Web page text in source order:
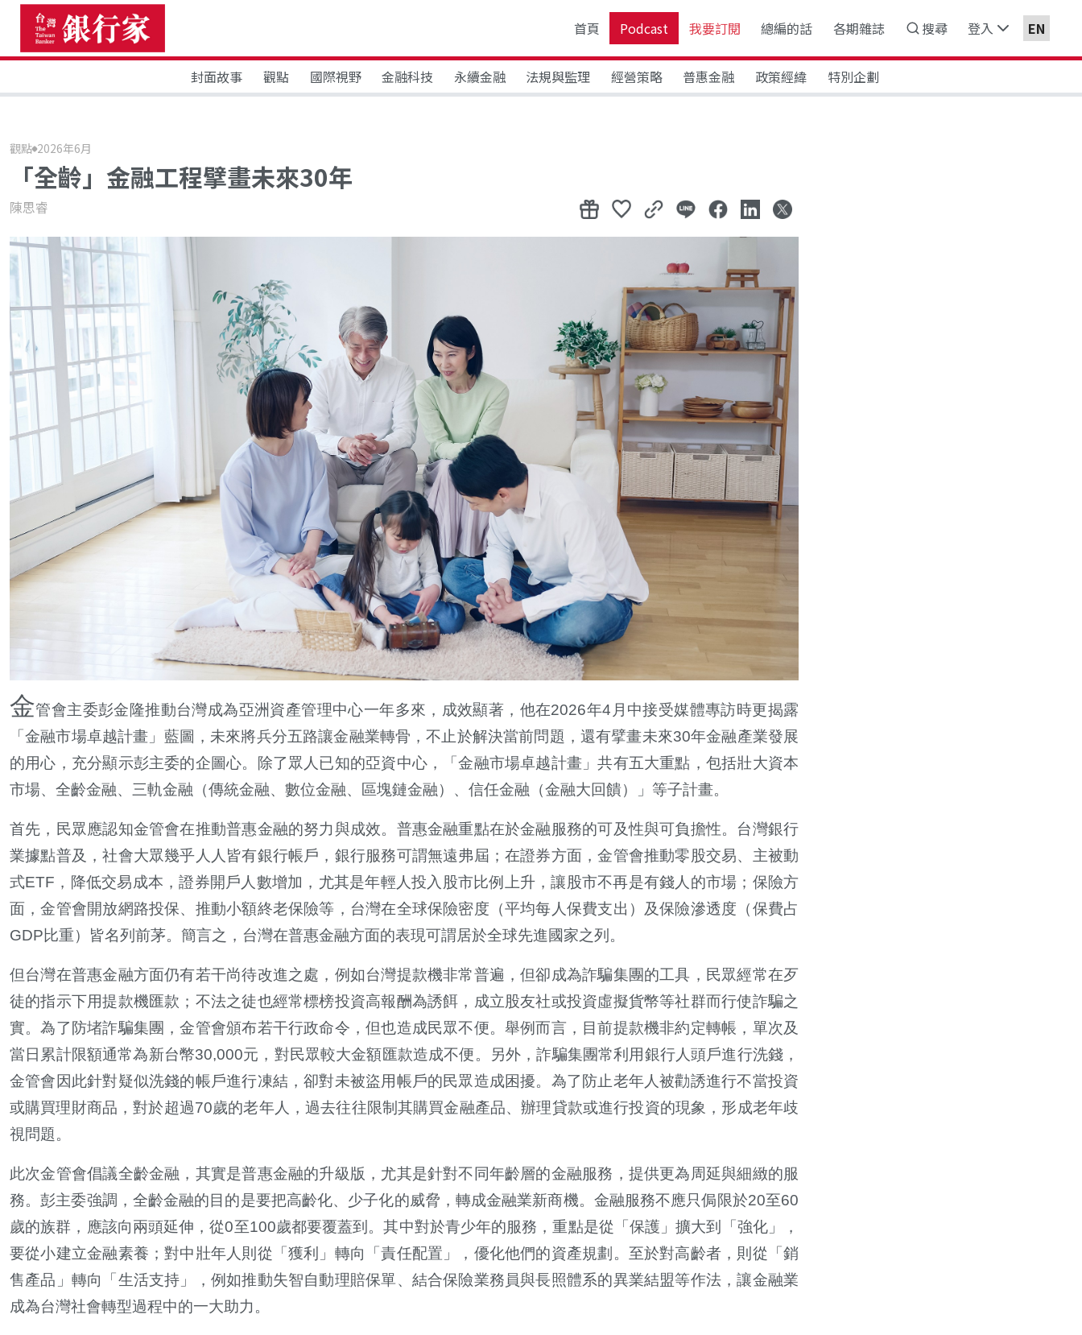
首頁 Podcast 我要訂閱 總編的話 各期雜誌 搜尋 登入 EN
封面故事 觀點 國際視野 金融科技 永續金融 法規與監理 經營策略 普惠金融 政策經緯 特別企劃
觀點 2026年6月
「全齡」金融工程擘畫未來30年
陳思睿
金管會主委彭金隆推動台灣成為亞洲資產管理中心一年多來，成效顯著，他在2026年4月中接受媒體專訪時更揭露
「金融市場卓越計畫」藍圖，未來將兵分五路讓金融業轉骨，不止於解決當前問題，還有擘畫未來30年金融產業發展
的用心，充分顯示彭主委的企圖心。除了眾人已知的亞資中心，「金融市場卓越計畫」共有五大重點，包括壯大資本
市場、全齡金融、三軌金融（傳統金融、數位金融、區塊鏈金融）、信任金融（金融大回饋）」等子計畫。
首先，民眾應認知金管會在推動普惠金融的努力與成效。普惠金融重點在於金融服務的可及性與可負擔性。台灣銀行
業據點普及，社會大眾幾乎人人皆有銀行帳戶，銀行服務可謂無遠弗屆；在證券方面，金管會推動零股交易、主被動
式ETF，降低交易成本，證券開戶人數增加，尤其是年輕人投入股市比例上升，讓股市不再是有錢人的市場；保險方
面，金管會開放網路投保、推動小額終老保險等，台灣在全球保險密度（平均每人保費支出）及保險滲透度（保費占
GDP比重）皆名列前茅。簡言之，台灣在普惠金融方面的表現可謂居於全球先進國家之列。
但台灣在普惠金融方面仍有若干尚待改進之處，例如台灣提款機非常普遍，但卻成為詐騙集團的工具，民眾經常在歹
徒的指示下用提款機匯款；不法之徒也經常標榜投資高報酬為誘餌，成立股友社或投資虛擬貨幣等社群而行使詐騙之
實。為了防堵詐騙集團，金管會頒布若干行政命令，但也造成民眾不便。舉例而言，目前提款機非約定轉帳，單次及
當日累計限額通常為新台幣30,000元，對民眾較大金額匯款造成不便。另外，詐騙集團常利用銀行人頭戶進行洗錢，
金管會因此針對疑似洗錢的帳戶進行凍結，卻對未被盜用帳戶的民眾造成困擾。為了防止老年人被勸誘進行不當投資
或購買理財商品，對於超過70歲的老年人，過去往往限制其購買金融產品、辦理貸款或進行投資的現象，形成老年歧
視問題。
此次金管會倡議全齡金融，其實是普惠金融的升級版，尤其是針對不同年齡層的金融服務，提供更為周延與細緻的服
務。彭主委強調，全齡金融的目的是要把高齡化、少子化的威脅，轉成金融業新商機。金融服務不應只侷限於20至60
歲的族群，應該向兩頭延伸，從0至100歲都要覆蓋到。其中對於青少年的服務，重點是從「保護」擴大到「強化」，
要從小建立金融素養；對中壯年人則從「獲利」轉向「責任配置」，優化他們的資產規劃。至於對高齡者，則從「銷
售產品」轉向「生活支持」，例如推動失智自動理賠保單、結合保險業務員與長照體系的異業結盟等作法，讓金融業
成為台灣社會轉型過程中的一大助力。